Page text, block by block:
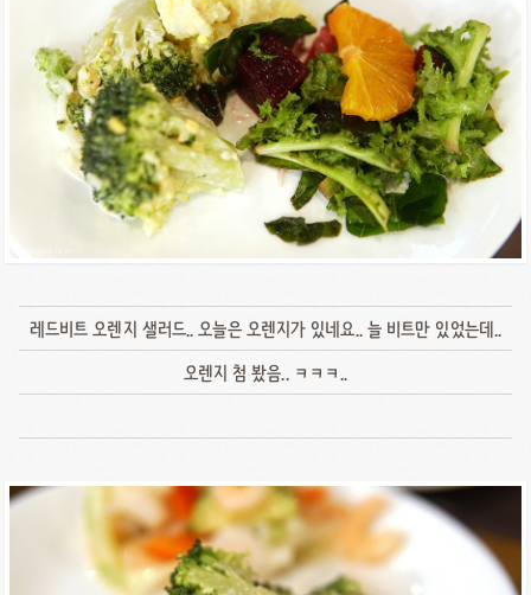
레드비트 오렌지 샐러드.. 오늘은 오렌지가 있네요.. 늘 비트만 있었는데..
오렌지 첨 봤음.. ㅋㅋㅋ..